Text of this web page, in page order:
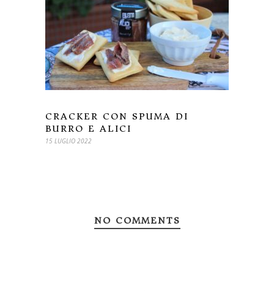
CRACKER CON SPUMA DI
BURRO E ALICI
15 LUGLIO 2022
NO COMMENTS